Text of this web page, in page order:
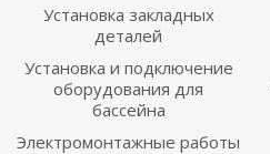
Установка закладных
деталей
Установка и подключение
оборудования для
бассейна
Электромонтажные работы